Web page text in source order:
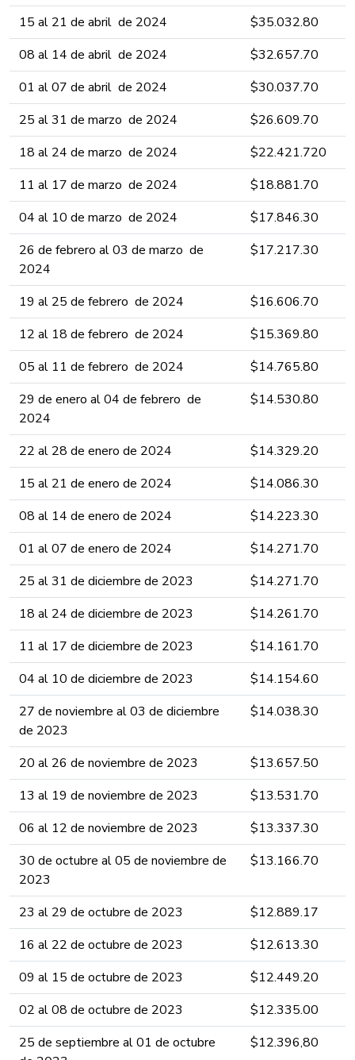
15 al 21 de abril ​​​​de 2024 ​​​​​​​​​​
​​$35.032.​8​​​​0
08 al 14 de abril ​​​​de 2024 ​​​​​​​​​​
​​$32.657.​7​​​0
01 al 07 de abril ​​​​de 2024 ​​​​​​​​​​
​​$30.037.​7​​​0
25 al 31 de marzo ​​​​de 2024 ​​​​​​​​​​
​$26.609.​7​​​0
18 al 24 de marzo ​​​​de 2024 ​​​​​​​​​​
​$22.421.​7​​2​0
11 al 17 de marzo ​​​​de 2024 ​​​​​​​​​​
​$18.881.​7​​​0
04 al 10 de marzo ​​​​de 2024 ​​​​​​​​​​
​$17.846​.​3​​0
26 de febrero al 03 de marzo ​​​​de
2024 ​​​​​​​​​​
​$17.217.​3​​0
19 al 25 de febrero ​​​​de 2024 ​​​​​​​​​​
​$16.606.​70
12 al 18 de febrero ​​​​de 2024 ​​​​​​​​​​
​$15.369.80
05 al 11 de febrero ​​​​de 2024 ​​​​​​​​​​
​$14.765.80
29 de enero al 04 de febrero ​​​​de
2024 ​​​​​​​​​​
​$14.530.80
22 al 28 de enero ​​​​de 2024 ​​​​​​​​​​
​$14.329.20
15 al 21 de enero ​​​​de 2024 ​​​​​​​​​​
​$14.086.30​​​​​​​​​​​​​​​​​​​​​​
08 al 14 de enero ​​​​de 2024 ​​​​​​​​​​
​$14.223.30​​​​​​​​​​​​​​​​​​​​​​
01 al 07 de enero ​​​​de 2024 ​​​​​​​​​​
​$14.271.70​​​​​​​​​​​​​​​​​​​​​​
25 al 31​ de diciembre ​​​​de 2023 ​​​​​​​​​​
​$14.271.70​​​​​​​​​​​​​​​​​​​​​​
18 al 24​ de diciembre ​​​​de 2023 ​​​​​​​​​​
​$14.261​.7​0​​​​​​​​​​​​​​​​​​​​​​
11 al 17​ de diciembre ​​​​de 2023 ​​​​​​​​​​
​$14.161.7​0​​​​​​​​​​​​​​​​​​​​​​
04 al 10​ de diciembre ​​​​de 2023 ​​​​​​​​​​
​$14.154.6​0​​​​​​​​​​​​​​​​​​​​​​
27 de noviembre al 03​ de diciembre ​​​​
de 2023 ​​​​​​​​​​
​$14.038.30​​​​​​​​​​​​​​​​​​​​​​
20 al 26​ de noviembre ​​​​de 2023 ​​​​​​​​​​
​$13.657.5​​​​​​0​​​​​​​​​​​​​​​​​​​​​​
​13 al 19​ de noviembre ​​​​de 2023 ​​​​​​​​​​
​$13.531.7​​​​​0​​​​​​​​​​​​​​​​​​​​​​
06 al 12​ de noviembre ​​​​de 2023 ​​​​​​​​​​
​$13.337.3​​​​0​​​​​​​​​​​​​​​​​​​​​​
30 de octubre al 05​ de noviembre ​​​​de
2023 ​​​​​​​​​​
​$13.166.7​​​0​​​​​​​​​​​​​​​​​​​​​​
23 al 29​ de octubre ​​​​de 2023 ​​​​​​​​​​
​$12.889.17​​​​​​​​​​​​​​​​​​​​​​
16 al 22​ de octubre ​​​​de 2023 ​​​​​​​​​​
​$12.613.3​​0​​​​​​​​​​​​​​​​​​​​​​
09 al 15​ de octubre ​​​​de 2023 ​​​​​​​​​​
​$12.449.2​​​0​​​​​​​​​​​​​​​​​​​​​​
02 al 08​ de octubre ​​​​de 2023 ​​​​​​​​​​
​$12.335.00​​​​​​​​​​​​​​​​​​​​​​
25 de septiembre al 01​ de octubre ​​​​
​$12.396,​​​​​​​​​​​​​8​0​​​​​​​​​​​​